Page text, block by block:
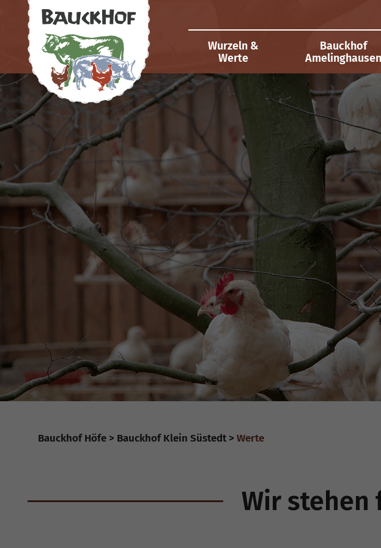
Bauckhof Höfe Bauckhof Klein Süstedt Werte
Wir stehen
Wurzeln &
Werte
Bauckhof
Amelinghausen